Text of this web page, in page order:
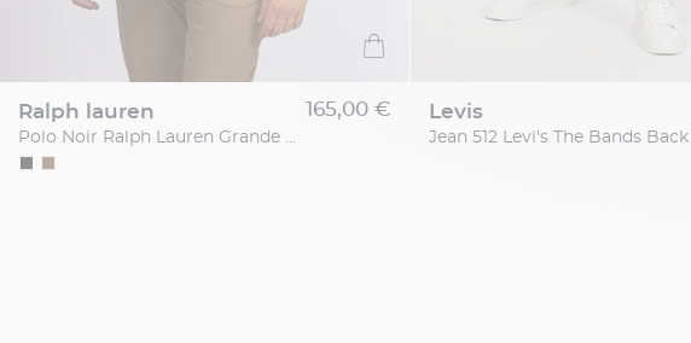
ralph lauren
Polo Noir Ralph Lauren Grande Taille
165,00 € levis